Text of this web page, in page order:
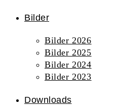
Bilder
Bilder 2026
Bilder 2025
Bilder 2024
Bilder 2023
Downloads